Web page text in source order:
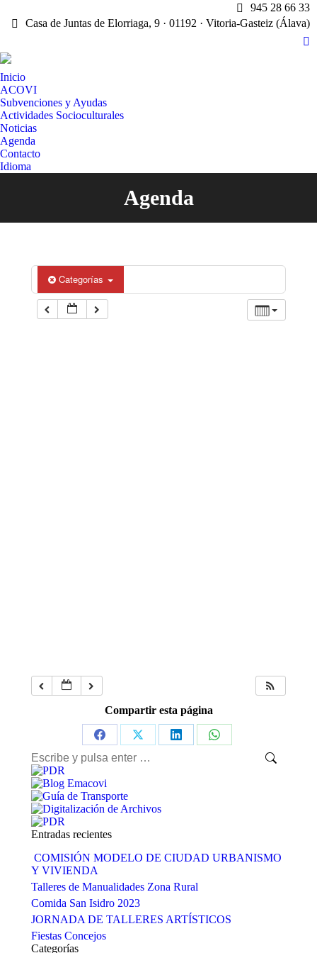
945 28 66 33
Casa de Juntas de Elorriaga, 9 · 01192 · Vitoria-Gasteiz (Álava)
X
Inicio
ACOVI
Subvenciones y Ayudas
Actividades Socioculturales
Noticias
Agenda
Contacto
Idioma
Agenda
Estás aquí:
Categorías
Compartir esta página
Share
on
Facebook
Share
on
Share
Share
Buscar:
Entradas recientes
COMISIÓN MODELO DE CIUDAD URBANISMO
Y VIVIENDA
Talleres de Manualidades Zona Rural
Comida San Isidro 2023
JORNADA DE TALLERES ARTÍSTICOS
Fiestas Concejos
Categorías